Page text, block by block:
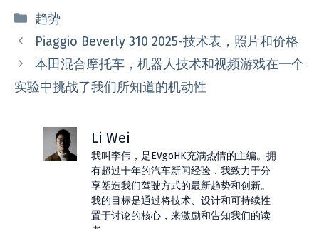
分
类
趋势
Piaggio Beverly 310 2025-技术表，照片和价格
本田混合摩托车，机器人技术和视频游戏在一个
实验中挑战了我们所知道的机动性
Li Wei
我叫李伟，是EVgoHK充满热情的主编。拥
有超过十年的汽车新闻经验，我致力于分
享塑造我们驾驶方式的最新趋势和创新。
我的目标是通过将技术、设计和可持续性
置于讨论的核心，来激励和告知我们的读